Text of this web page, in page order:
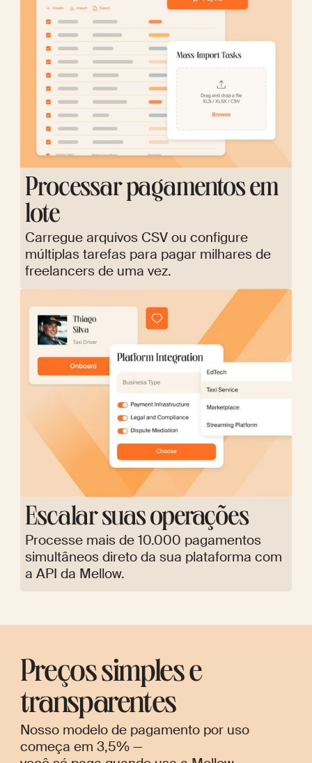
Processar pagamentos em
lote
Carregue arquivos CSV ou configure
múltiplas tarefas para pagar milhares de
freelancers de uma vez.
Escalar suas operações
Processe mais de 10.000 pagamentos
simultâneos direto da sua plataforma com
a API da Mellow.
Preços simples e
transparentes
Nosso modelo de pagamento por uso
começa em 3,5% —